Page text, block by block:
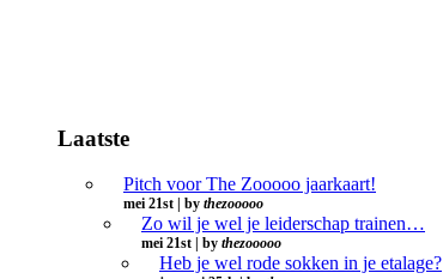
Laatste
Pitch voor The Zooooo jaarkaart!
mei 21st | by thezooooo
Zo wil je wel je leiderschap trainen…
mei 21st | by thezooooo
Heb je wel rode sokken in je etalage?